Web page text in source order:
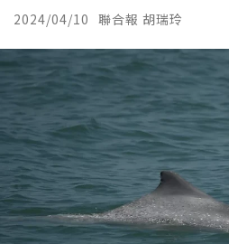
2024/04/10 聯合報 胡瑞玲